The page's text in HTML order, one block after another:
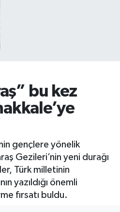
bu kez
gençlere yönelik
Gezileri’nin yeni durağı
Türk milletinin
yazıldığı önemli
fırsatı buldu.